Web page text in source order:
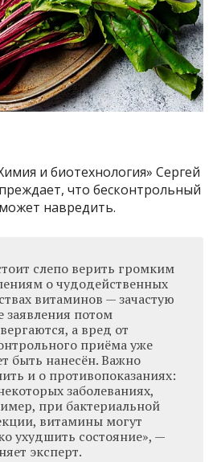
и биотехнология» Сергей
что бесконтрольный
навредить.
слепо верить громким
о чудодейственных
витаминов — зачастую
заявления потом
а вред от
приёма уже
быть нанесён. Важно
и о противопоказаниях:
заболеваниях,
при бактериальной
витамины могут
ухудшить состояние», —
эксперт.